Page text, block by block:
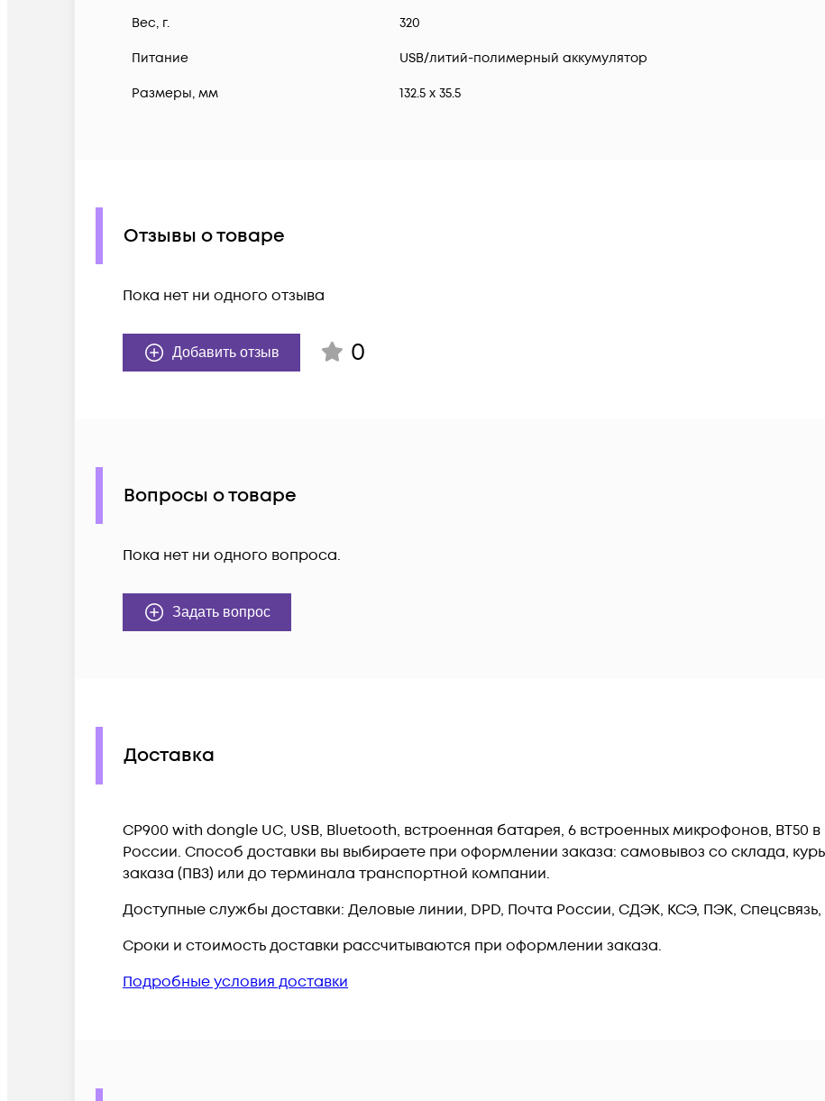
Вес, г.
320
Питание USB/литий-полимерный аккумулятор
Размеры, мм 132.5 х 35.5
Отзывы о товаре
Пока нет ни одного отзыва
Добавить отзыв 0
Вопросы о товаре
Пока нет ни одного вопроса.
Задать вопрос
Доставка
CP900 with dongle UC, USB, Bluetooth, встроенная батарея, 6 встроенных микрофонов, BT50
России. Способ доставки вы выбираете при оформлении заказа: самовывоз со склада,
заказа (ПВЗ) или до терминала транспортной компании.
Доступные службы доставки: Деловые линии, DPD, Почта России, СДЭК, КСЭ, ПЭК, Спецсвязь,
Сроки и стоимость доставки рассчитываются при оформлении заказа.
Подробные условия доставки